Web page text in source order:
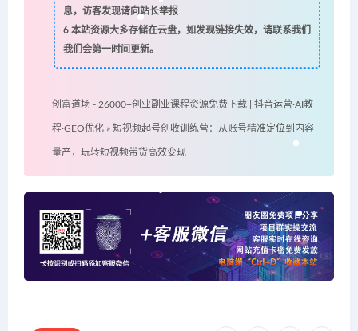
息，访客发现请向站长举报
6本站资源大多存储在云盘，如发现链接失效，请联系我们
我们会第一时间更新。
创富道场 - 26000+创业副业课程资源免费下载 | 抖音运营·AI教
程·GEO优化 » 短视频起号创收训练营：从账号精准定位到内容
量产，玩转短视频带货高效变现